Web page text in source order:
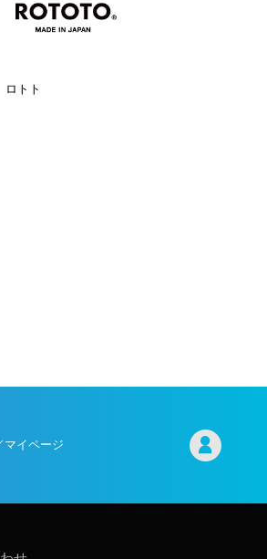
ロトト
マイページ